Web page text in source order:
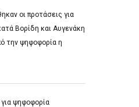
οι προτάσεις για
Βορίδη και Αυγενάκη
την ψηφοφορία η
ψηφοφορία